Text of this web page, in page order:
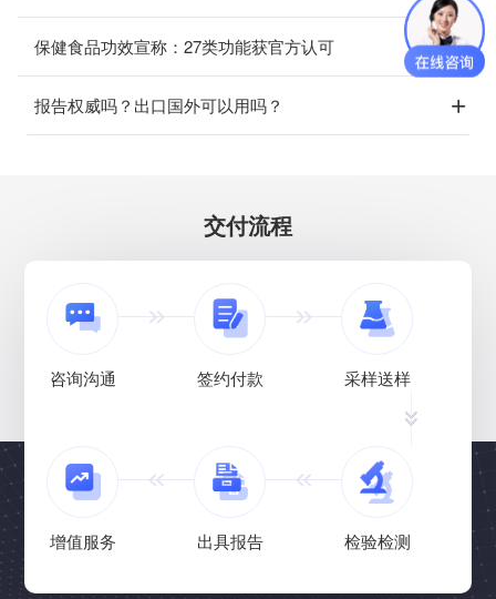
保健食品功效宣称：27类功能获官方认可
报告权威吗？出口国外可以用吗？
交付流程
咨询沟通 签约付款 采样送样
增值服务 出具报告 检验检测